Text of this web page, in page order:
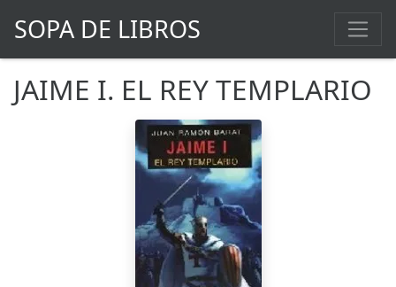
SOPA DE LIBROS
JAIME I. EL REY TEMPLARIO